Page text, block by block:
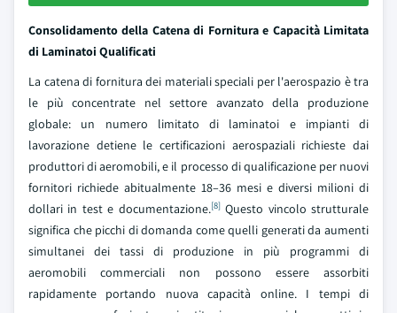
Consolidamento della Catena di Fornitura e Capacità Limitata
di Laminatoi Qualificati
La catena di fornitura dei materiali speciali per l'aerospazio è tra
le più concentrate nel settore avanzato della produzione
globale: un numero limitato di laminatoi e impianti di
lavorazione detiene le certificazioni aerospaziali richieste dai
produttori di aeromobili, e il processo di qualificazione per nuovi
fornitori richiede abitualmente 18–36 mesi e diversi milioni di
dollari in test e documentazione.[8]Questo vincolo strutturale
significa che picchi di domanda come quelli generati da aumenti
simultanei dei tassi di produzione in più programmi di
aeromobili commerciali non possono essere assorbiti
rapidamente portando nuova capacità online. I tempi di